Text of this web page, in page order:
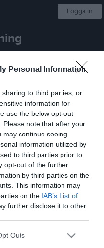
Personal Information
to third parties, or
information for
use the below opt-out
Please note that after your
may continue seeing
information utilized by
to third parties prior to
opt-out of the further
by third parties on the
This information may
on the IAB’s List of
further disclose it to other
Outs
Logga in
Tränare sökes Kontakt